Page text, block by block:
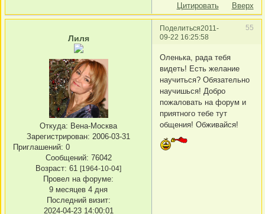
Цитировать Вверх
Поделиться 55
2011-
09-22 16:25:58
Лиля
Откуда: Вена-Москва
Зарегистрирован: 2006-03-31
Приглашений: 0
Сообщений: 76042
Возраст: 61 [1964-10-04]
Провел на форуме:
9 месяцев 4 дня
Последний визит:
2024-04-23 14:00:01
Оленька, рада тебя
видеть! Есть желание
научиться? Обязательно
научишься! Добро
пожаловать на форум и
приятного тебе тут
общения! Обживайся!